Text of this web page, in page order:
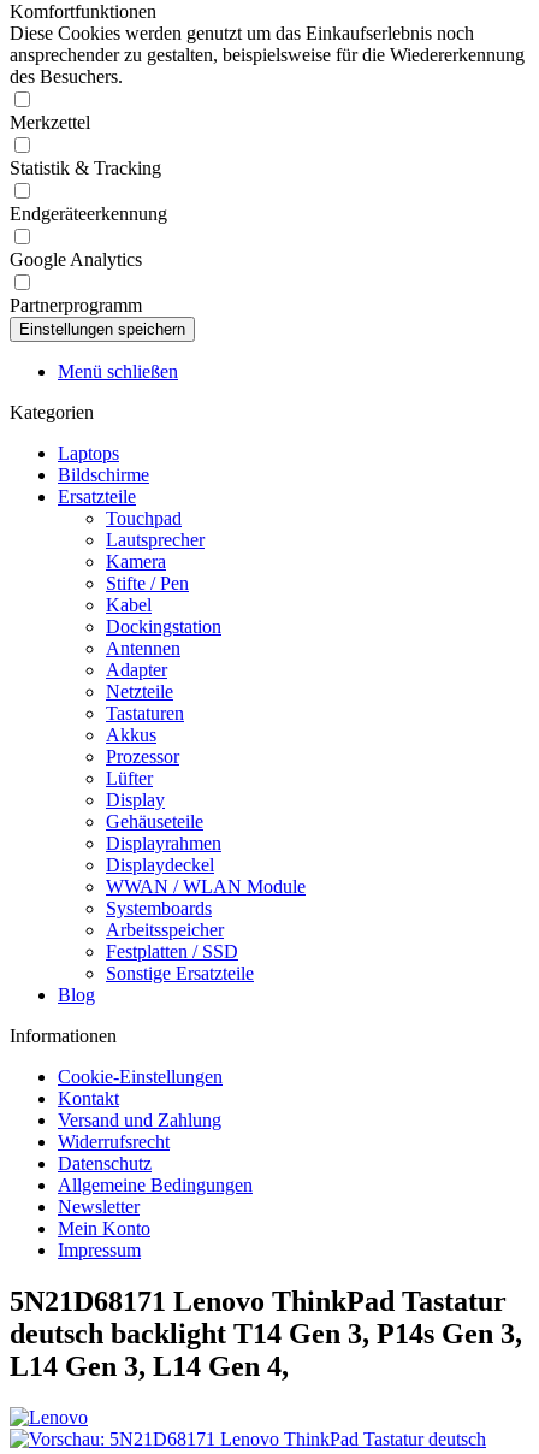
Komfortfunktionen
Diese Cookies werden genutzt um das Einkaufserlebnis noch
ansprechender zu gestalten, beispielsweise für die Wiedererkennung
des Besuchers.
Merkzettel
Statistik & Tracking
Endgeräteerkennung
Google Analytics
Partnerprogramm
Menü schließen
Kategorien
Laptops
Bildschirme
Ersatzteile
Touchpad
Lautsprecher
Kamera
Stifte / Pen
Kabel
Dockingstation
Antennen
Adapter
Netzteile
Tastaturen
Akkus
Prozessor
Lüfter
Display
Gehäuseteile
Displayrahmen
Displaydeckel
WWAN / WLAN Module
Systemboards
Arbeitsspeicher
Festplatten / SSD
Sonstige Ersatzteile
Blog
Informationen
Cookie-Einstellungen
Kontakt
Versand und Zahlung
Widerrufsrecht
Datenschutz
Allgemeine Bedingungen
Newsletter
Mein Konto
Impressum
5N21D68171 Lenovo ThinkPad Tastatur
deutsch backlight T14 Gen 3, P14s Gen 3,
L14 Gen 3, L14 Gen 4,